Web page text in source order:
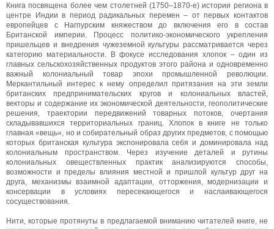
Книга посвящена более чем столетней (1750–1870-е) истории региона в
центре Индии в период радикальных перемен – от первых контактов
европейцев с Нагпурским княжеством до включения его в состав
Британской империи. Процесс политико-экономического укрепления
пришельцев и внедрения чужеземной культуры рассматривается через
категорию материальности. В фокусе исследования хлопок – один из
главных сельскохозяйственных продуктов этого района и одновременно
важный колониальный товар эпохи промышленной революции.
Меркантильный интерес к нему определил притязания на эти земли
британских предпринимательских кругов и колониальных властей,
векторы и содержание их экономической деятельности, геополитические
решения, траектории передвижений товарных потоков, очертания
складывавшихся территориальных границ. Хлопок в книге не только
главная «вещь», но и собирательный образ других предметов, с помощью
которых британская культура экспонировала себя и доминировала над
колониальным пространством. Через изучение деталей и рутины
колониальных овеществленных практик анализируются способы,
возможности и пределы влияния местной и пришлой культур друг на
друга, механизмы взаимной адаптации, отторжения, модернизации и
консервации в условиях пересекающегося и наслаивающегося
сосуществования.
Нити, которые протянуты в предлагаемой вниманию читателей книге, не